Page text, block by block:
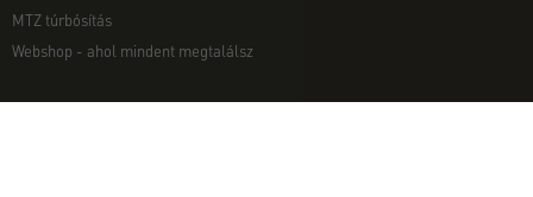
MTZ túrbósítás
Webshop - ahol mindent megtalálsz